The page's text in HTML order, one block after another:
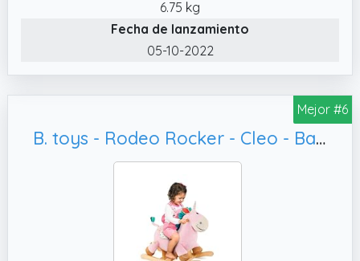
✔️ CARACTERÍSTICAS: Dimensiones del
38,5 cm de alto. Material/es utilizado/s:
madera, metal y plástico.
6.75 kg
Fecha de lanzamiento
05-10-2022
Mejor #6
B. toys - Rodeo Rocker - Cleo - Balancín Unicornio - Juguete balancín Unicornio - Correpasillos de Madera - Juguete clásico para niños - 18 Meses+